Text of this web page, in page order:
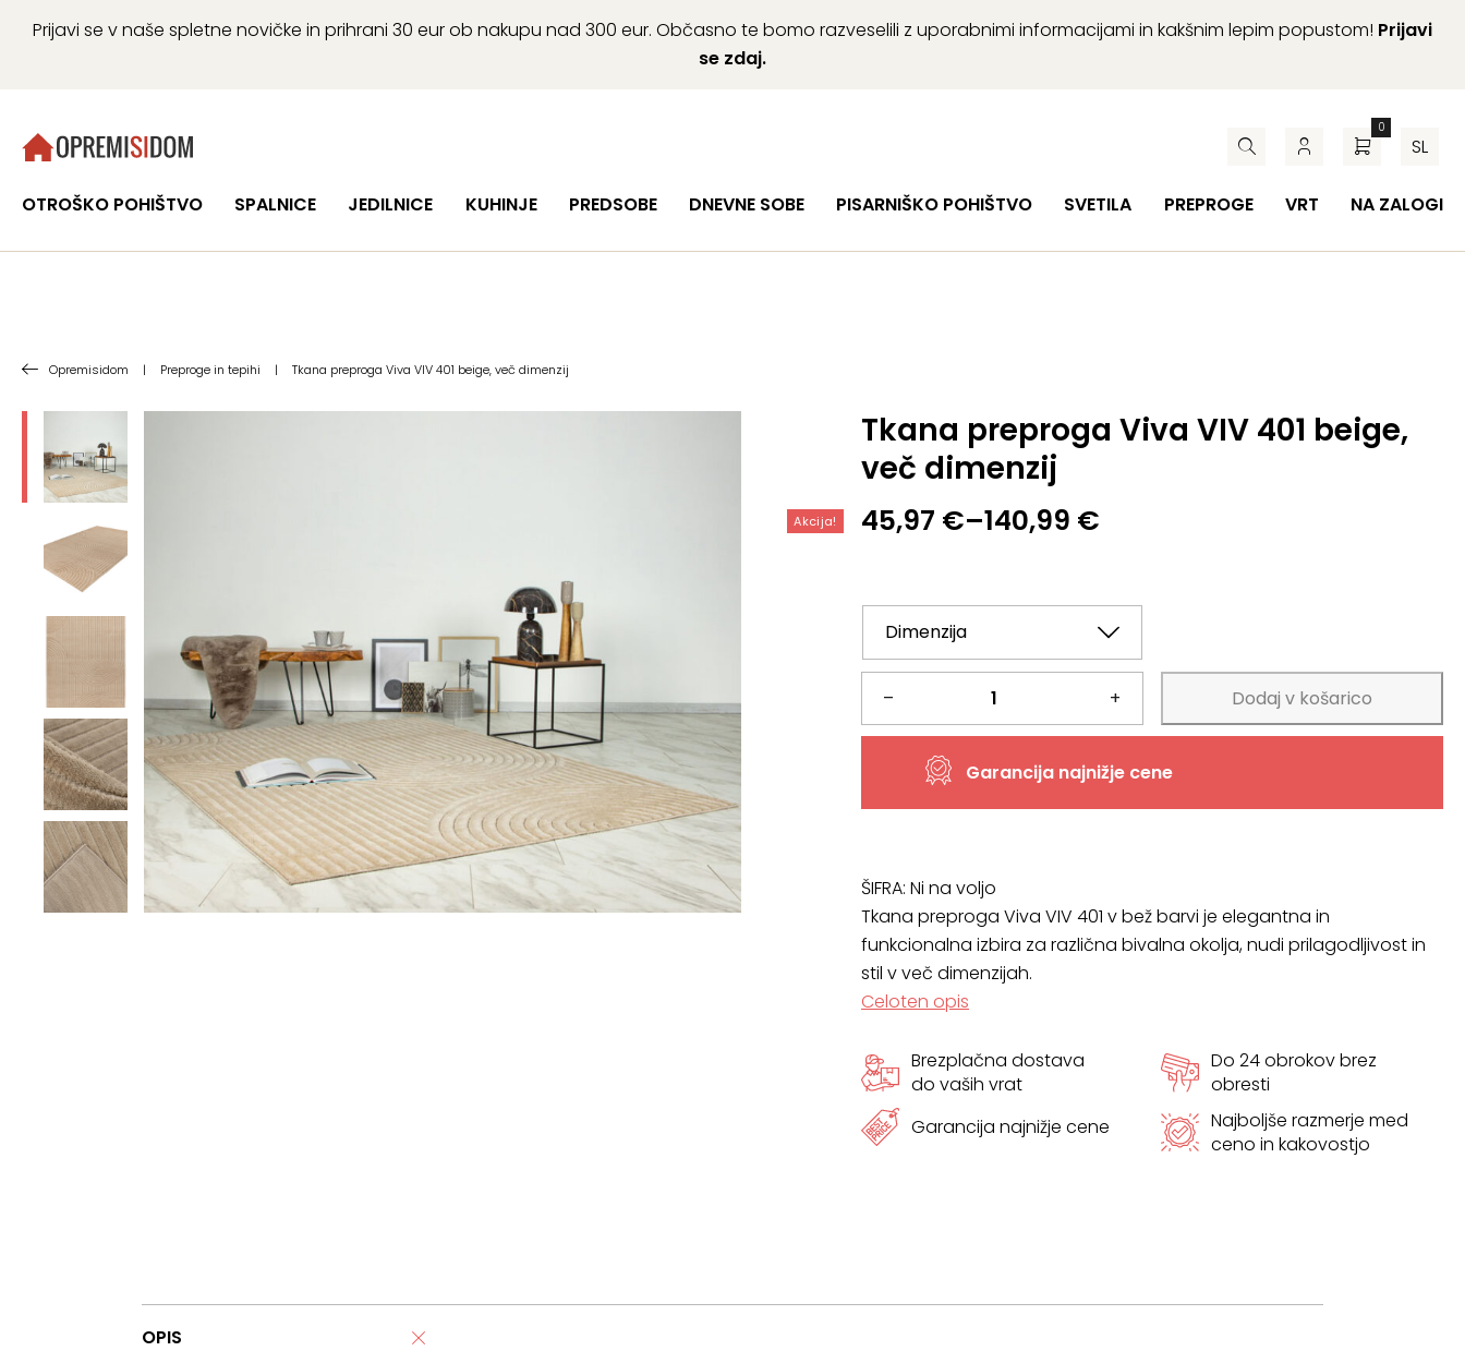
Prijavi se v naše spletne novičke in prihrani 30 eur ob nakupu nad 300 eur. Občasno te bomo razveselili z uporabnimi informacijami in kakšnim lepim popustom! Prijavi
se zdaj.
0
SL
OTROŠKO POHIŠTVO SPALNICE JEDILNICE KUHINJE PREDSOBE DNEVNE SOBE PISARNIŠKO POHIŠTVO SVETILA PREPROGE VRT NA ZALOGI
Opremisidom | Preproge in tepihi | Tkana preproga Viva VIV 401 beige, več dimenzij
Tkana preproga Viva VIV 401 beige,
več dimenzij
Akcija! 45,97 €–140,99 €
Cenovni
45,97 €
do
140,99 €
–
Tkana
preproga
401
beige,
več
količina
+ Dodaj v košarico
Garancija najnižje cene
ŠIFRA: Ni na voljo
Tkana preproga Viva VIV 401 v bež barvi je elegantna in
funkcionalna izbira za različna bivalna okolja, nudi prilagodljivost in
stil v več dimenzijah.
Celoten opis
Brezplačna dostava
do vaših vrat
Do 24 obrokov brez
obresti
Garancija najnižje cene
Najboljše razmerje med
ceno in kakovostjo
OPIS